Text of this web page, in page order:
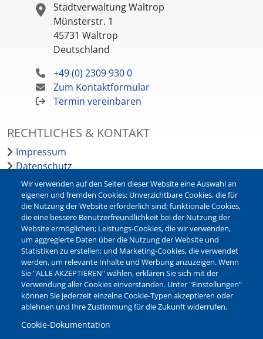
Stadtverwaltung Waltrop
Münsterstr. 1
45731 Waltrop
Deutschland
+49 (0) 2309 930 0
Zum Kontaktformular
Termin vereinbaren
RECHTLICHES & KONTAKT
Impressum
Datenschutz
Barrierefreiheit
Leichte Sprache
Bankverbindungen
Pressestelle
Kontakt
NEWSLETTER
Jetzt die verschiedenen Newsletter der Stadt Waltrop
abonnieren:
Newsletter verwalten
Wir verwenden auf den Seiten dieser Website eine Auswahl an
eigenen und fremden Cookies: Unverzichtbare Cookies, die für
die Nutzung der Website erforderlich sind; funktionale Cookies,
die eine bessere Benutzerfreundlichkeit bei der Nutzung der
Website ermöglichen; Leistungs-Cookies, die wir verwenden,
um aggregierte Daten über die Nutzung der Website und
Statistiken zu erstellen; und Marketing-Cookies, die verwendet
werden, um relevante Inhalte und Werbung anzuzeigen. Wenn
Sie "ALLE AKZEPTIEREN" wählen, erklären Sie sich mit der
Verwendung aller Cookies einverstanden. Unter "Einstellungen"
können Sie jederzeit einzelne Cookie-Typen akzeptieren oder
ablehnen und Ihre Zustimmung für die Zukunft widerrufen.
Cookie-Dokumentation